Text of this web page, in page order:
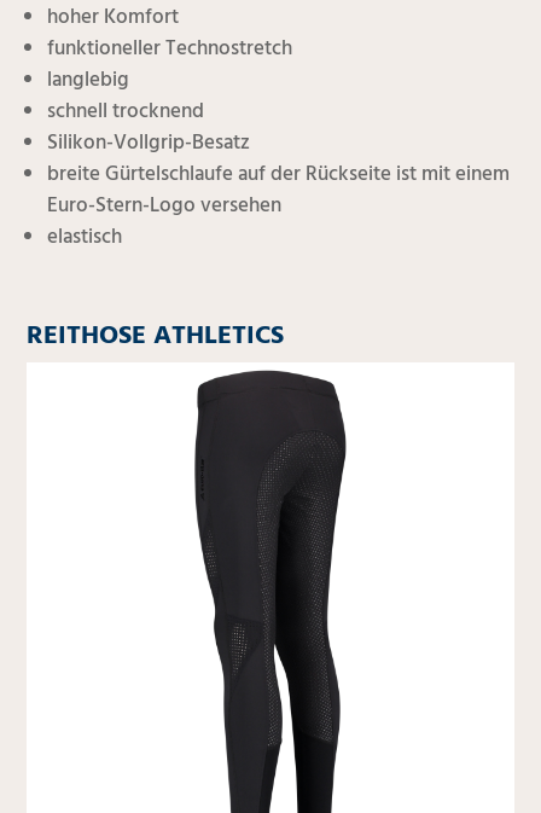
hoher Komfort
funktioneller Technostretch
langlebig
schnell trocknend
Silikon-Vollgrip-Besatz
breite Gürtelschlaufe auf der Rückseite ist mit einem
Euro-Stern-Logo versehen
elastisch
REITHOSE ATHLETICS